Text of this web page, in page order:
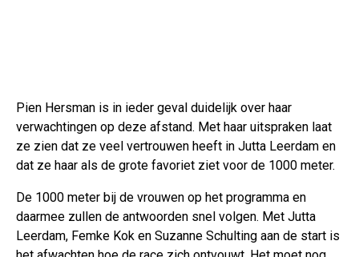
Pien Hersman is in ieder geval duidelijk over haar
verwachtingen op deze afstand. Met haar uitspraken laat
ze zien dat ze veel vertrouwen heeft in Jutta Leerdam en
dat ze haar als de grote favoriet ziet voor de 1000 meter.
De 1000 meter bij de vrouwen op het programma en
daarmee zullen de antwoorden snel volgen. Met Jutta
Leerdam, Femke Kok en Suzanne Schulting aan de start is